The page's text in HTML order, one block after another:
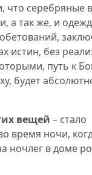
что серебряные
а так же, и
истин, без
путь к
будет
вещей – стало
время ночи,
ночлег в доме